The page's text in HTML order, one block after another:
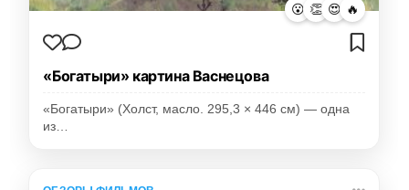
😮 👏 😍 🔥
«Богатыри» картина Васнецова
«Богатыри» (Холст, масло. 295,3 × 446 см) — одна
из…